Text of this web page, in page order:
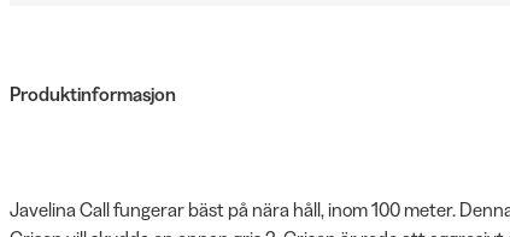
Produktinformasjon
Javelina Call fungerar bäst på nära håll, inom 100 meter.